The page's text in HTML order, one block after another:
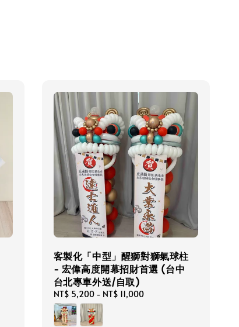
客製化「中型」醒獅對獅氣球柱
- 宏偉高度開幕招財首選 (台中
台北專車外送/自取)
Regular
price
NT$ 5,200- NT$ 11,000